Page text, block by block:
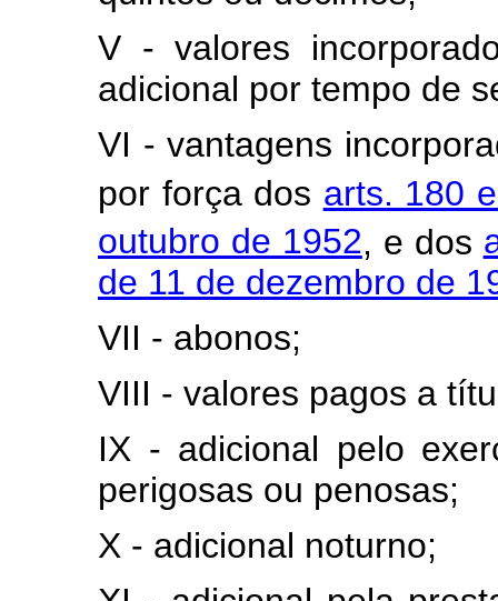
V - valores
adicional por tempo de
VI - vantagens
por força dos arts. 180
outubro de 1952, e dos
de 11 de dezembro de
VII - abonos;
VIII - valores pagos a
IX - adicional pelo
perigosas ou penosas;
X - adicional noturno;